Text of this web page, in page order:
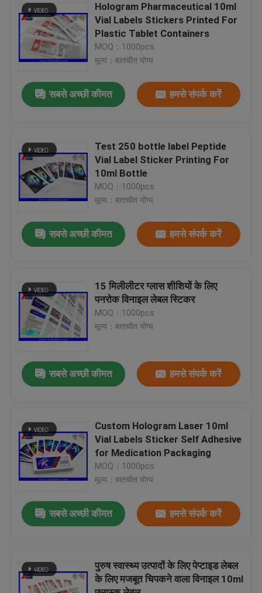
उत्पादों
हमारे बारे में
कारखाना भ्रमण
संपर्क करें
एक उद्धरण का अनुरोध करें
10ml Vial Labels
छोटी बोतल लेबल
Hologram Pharmaceutical 10ml
Vial Labels Stickers Printed For
Plastic Tablet Containers
MOQ：1000pcs
मूल्य：बातचीत योग्य
सबसे अच्छी कीमत हमसे संपर्क करें
Test 250 bottle label Peptide
Vial Label Sticker Printing For
10ml Bottle
MOQ：1000pcs
मूल्य：बातचीत योग्य
सबसे अच्छी कीमत हमसे संपर्क करें
15 मिलीलीटर ग्लास शीशियों के लिए
पनरोक विनाइल लेबल स्टिकर
MOQ：1000pcs
मूल्य：बातचीत योग्य
सबसे अच्छी कीमत हमसे संपर्क करें
Custom Hologram Laser 10ml
Vial Labels Sticker Self Adhesive
for Medication Packaging
MOQ：1000pcs
मूल्य：बातचीत योग्य
सबसे अच्छी कीमत हमसे संपर्क करें
पुरुष स्वास्थ्य उत्पादों के लिए पेप्टाइड लेबल
के लिए मजबूत चिपकने वाला विनाइल 10ml